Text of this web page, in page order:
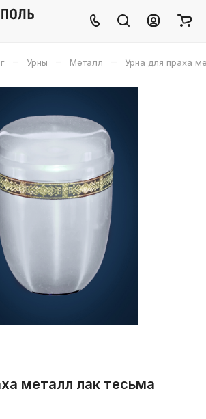
– Урны – Металл – Урна для праха
металл лак тесьма